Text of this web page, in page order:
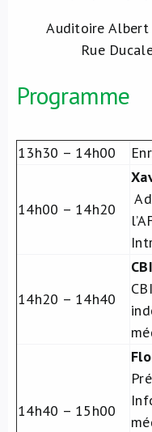
Auditoire Albert
Rue
Programme
13h30 – 14h00
14h00 – 14h20
14h20 – 14h40
14h40 – 15h00